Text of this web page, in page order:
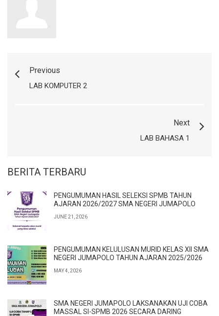
Previous
LAB KOMPUTER 2
Next
LAB BAHASA 1
BERITA TERBARU
PENGUMUMAN HASIL SELEKSI SPMB TAHUN
AJARAN 2026/2027 SMA NEGERI JUMAPOLO
JUNE 21, 2026
PENGUMUMAN KELULUSAN MURID KELAS XII SMA
NEGERI JUMAPOLO TAHUN AJARAN 2025/2026
MAY 4, 2026
SMA NEGERI JUMAPOLO LAKSANAKAN UJI COBA
MASSAL SI-SPMB 2026 SECARA DARING